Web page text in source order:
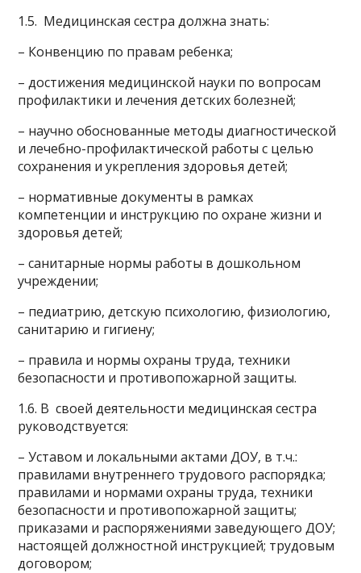
1.5. Медицинская сестра должна знать:
– Конвенцию по правам ребенка;
– достижения медицинской науки по вопросам
профилактики и лечения детских болезней;
– научно обоснованные методы диагностической
и лечебно-профилактической работы с целью
сохранения и укрепления здоровья детей;
– нормативные документы в рамках
компетенции и инструкцию по охране жизни и
здоровья детей;
– санитарные нормы работы в дошкольном
учреждении;
– педиатрию, детскую психологию, физиологию,
санитарию и гигиену;
– правила и нормы охраны труда, техники
безопасности и противопожарной защиты.
1.6. В своей деятельности медицинская сестра
руководствуется:
– Уставом и локальными актами ДОУ, в т.ч.:
правилами внутреннего трудового распорядка;
правилами и нормами охраны труда, техники
безопасности и противопожарной защиты;
приказами и распоряжениями заведующего ДОУ;
настоящей должностной инструкцией; трудовым
договором;